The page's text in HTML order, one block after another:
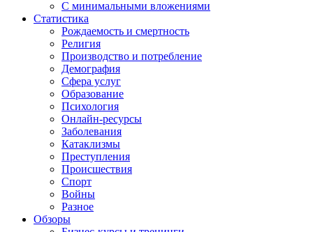
С минимальными вложениями
Статистика
Рождаемость и смертность
Религия
Производство и потребление
Демография
Сфера услуг
Образование
Психология
Онлайн-ресурсы
Заболевания
Катаклизмы
Преступления
Происшествия
Спорт
Войны
Разное
Обзоры